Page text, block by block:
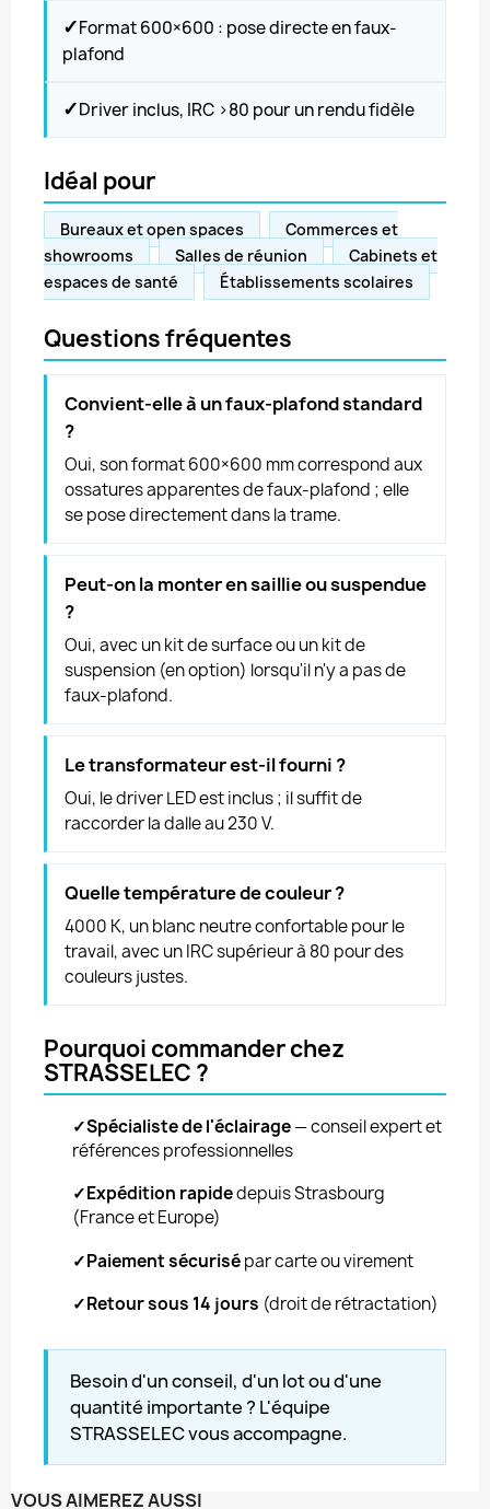
✓Format 600×600 : pose directe en faux-
plafond
✓Driver inclus, IRC >80 pour un rendu fidèle
Idéal pour
Bureaux et open spaces
Commerces et
showrooms
Salles de réunion
Cabinets et
espaces de santé
Établissements scolaires
Questions fréquentes
Convient-elle à un faux-plafond standard
?
Oui, son format 600×600 mm correspond aux
ossatures apparentes de faux-plafond ; elle
se pose directement dans la trame.
Peut-on la monter en saillie ou suspendue
?
Oui, avec un kit de surface ou un kit de
suspension (en option) lorsqu'il n'y a pas de
faux-plafond.
Le transformateur est-il fourni ?
Oui, le driver LED est inclus ; il suffit de
raccorder la dalle au 230 V.
Quelle température de couleur ?
4000 K, un blanc neutre confortable pour le
travail, avec un IRC supérieur à 80 pour des
couleurs justes.
Pourquoi commander chez
STRASSELEC ?
✓Spécialiste de l'éclairage— conseil expert et
références professionnelles
✓Expédition rapidedepuis Strasbourg
(France et Europe)
✓Paiement sécurisépar carte ou virement
✓Retour sous 14 jours (droit de rétractation)
Besoin d'un conseil, d'un lot ou d'une
quantité importante ? L'équipe
STRASSELEC vous accompagne.
VOUS AIMEREZ AUSSI